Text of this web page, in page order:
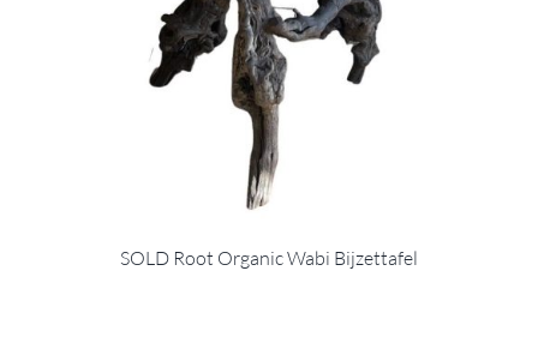
SOLD Root Organic Wabi Bijzettafel